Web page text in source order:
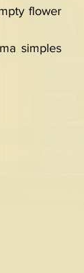
flower
simples